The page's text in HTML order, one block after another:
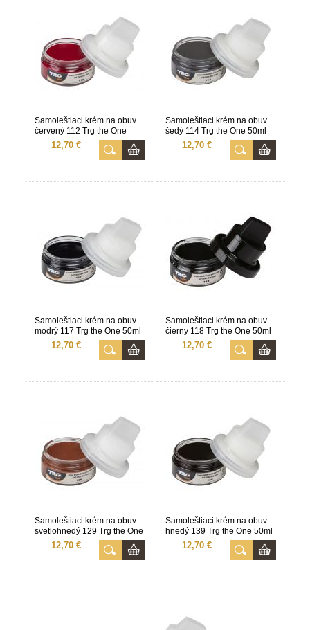
Samoleštiaci krém na obuv
červený 112 Trg the One
50ml12,70 €
Samoleštiaci krém na obuv
šedý 114 Trg the One 50ml
12,70 €
Samoleštiaci krém na obuv
modrý 117 Trg the One 50ml
12,70 €
Samoleštiaci krém na obuv
čierny 118 Trg the One 50ml
12,70 €
Samoleštiaci krém na obuv
svetlohnedý 129 Trg the One
50ml12,70 €
Samoleštiaci krém na obuv
hnedý 139 Trg the One 50ml
12,70 €